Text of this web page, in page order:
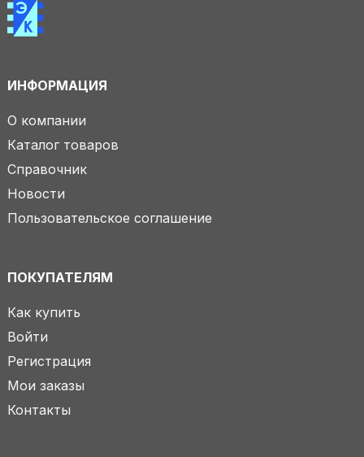
ИНФОРМАЦИЯ
О компании
Каталог товаров
Справочник
Новости
Пользовательское соглашение
ПОКУПАТЕЛЯМ
Как купить
Войти
Регистрация
Мои заказы
Контакты